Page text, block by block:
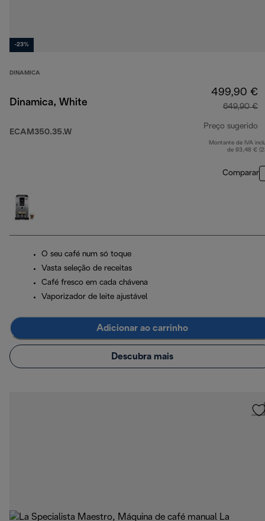
-23%
DINAMICA
Dinamica, White
ECAM350.35.W
499,90 €
649,90 €
Preço sugerido
Montante de IVA
de 93,48 €
Comparar
O seu café num só toque
Vasta seleção de receitas
Café fresco em cada chávena
Vaporizador de leite ajustável
Adicionar ao carrinho
Descubra mais